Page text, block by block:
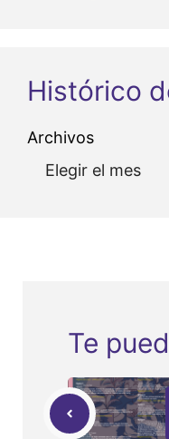
Histórico
Archivos
Te